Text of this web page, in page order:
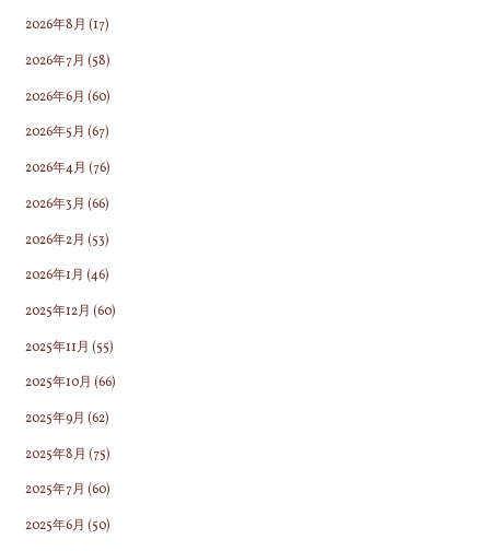
2026年8月 (17)
2026年7月 (58)
2026年6月 (60)
2026年5月 (67)
2026年4月 (76)
2026年3月 (66)
2026年2月 (53)
2026年1月 (46)
2025年12月 (60)
2025年11月 (55)
2025年10月 (66)
2025年9月 (62)
2025年8月 (75)
2025年7月 (60)
2025年6月 (50)